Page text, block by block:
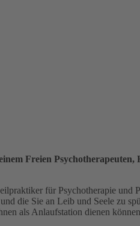
Freien
für Psychotherapie
und die Sie an Leib und Seele
als Anlaufstation dienen